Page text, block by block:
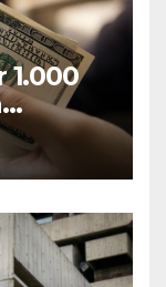
1.000